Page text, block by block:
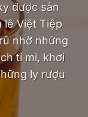
được sản
lê Việt Tiệp
nhờ những
tỉ mỉ, khơi
ly rượu